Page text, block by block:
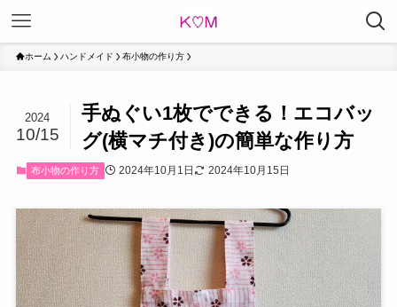
ホーム ハンドメイド 布小物の作り方
手ぬぐい1枚でできる！エコバッ
グ(横マチ付き)の簡単な作り方
2024
10/15
布小物の作り方 2024年10月1日 2024年10月15日